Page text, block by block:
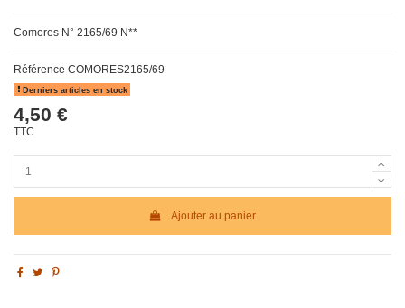
Comores N° 2165/69 N**
Référence COMORES2165/69
Derniers articles en stock
4,50 €
TTC
Ajouter au panier